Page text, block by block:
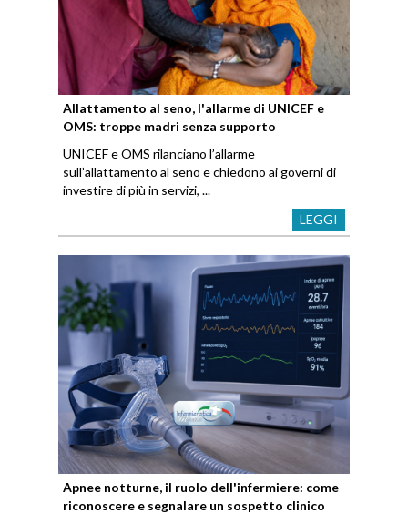
Allattamento al seno, l'allarme di UNICEF e
OMS: troppe madri senza supporto
UNICEF e OMS rilanciano l’allarme
sull’allattamento al seno e chiedono ai governi di
investire di più in servizi, ...
LEGGI
Apnee notturne, il ruolo dell'infermiere: come
riconoscere e segnalare un sospetto clinico